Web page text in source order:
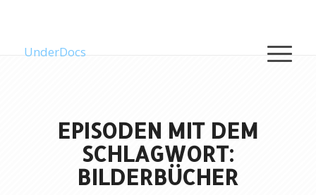
UnderDocs
EPISODEN MIT DEM
SCHLAGWORT:
BILDERBÜCHER